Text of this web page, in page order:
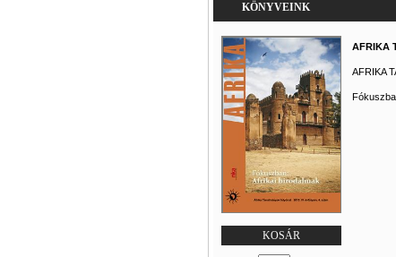
KÖNYVEINK
KOSÁR
AFRIKA
AFRIKA